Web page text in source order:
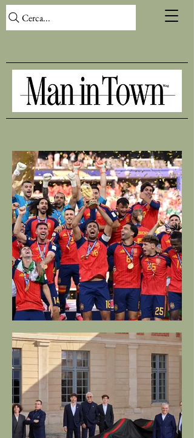
Cerca...
La Spagna dei nuovi mondiali